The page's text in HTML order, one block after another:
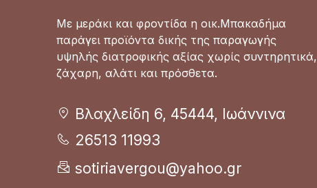
Με μεράκι και φροντίδα η οικ.Μπακαδήμα
παράγει προϊόντα δικής της παραγωγής
υψηλής διατροφικής αξίας χωρίς συντηρητικά,
ζάχαρη, αλάτι και πρόσθετα.
Βλαχλείδη 6, 45444, Ιωάννινα
26513 11993
sotiriavergou@yahoo.gr